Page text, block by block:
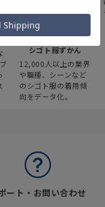
みんなの
シゴト服ずかん
12,000人以上の業界
や職種、シーンなど
のシゴト服の着用傾
向をデータ化。
ート・お問い合わせ